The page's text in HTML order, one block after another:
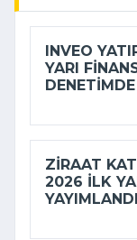
INVEO
YARI
ZIRAAT
2026 ILK
YAYIMLANDI